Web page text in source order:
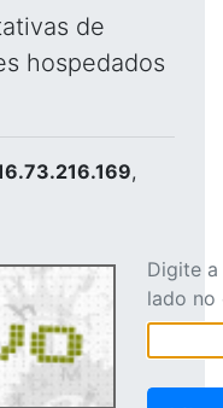
de
hospedados
,
Digite
lado no